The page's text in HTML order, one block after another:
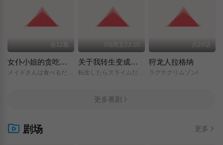
全12集
女仆小姐的贪吃日常
09|周五23:10
关于我转生变成史莱姆这档事 第四季
転生したらスライムだった件/第4期/
共24话
狩龙人拉格纳
ラグナクリムゾン/
更多番剧
剧场 更多